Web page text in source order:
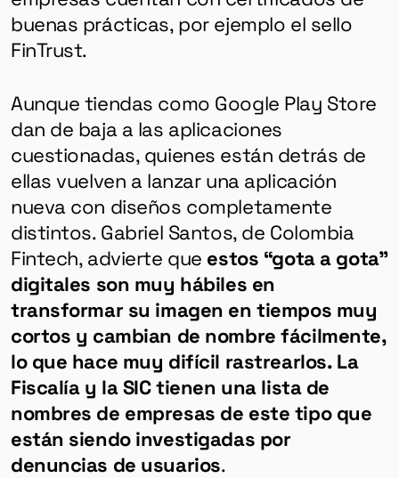
buenas prácticas, por ejemplo el sello
FinTrust.
Aunque tiendas como Google Play Store
dan de baja a las aplicaciones
cuestionadas, quienes están detrás de
ellas vuelven a lanzar una aplicación
nueva con diseños completamente
distintos. Gabriel Santos, de Colombia
Fintech, advierte que estos “gota a gota”
digitales son muy hábiles en
transformar su imagen en tiempos muy
cortos y cambian de nombre fácilmente,
lo que hace muy difícil rastrearlos. La
Fiscalía y la SIC tienen una lista de
nombres de empresas de este tipo que
están siendo investigadas por
denuncias de usuarios.